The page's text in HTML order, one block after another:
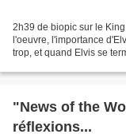
2h39 de biopic sur le
l'oeuvre, l'importance
trop, et quand Elvis se
"News of the
réflexions...